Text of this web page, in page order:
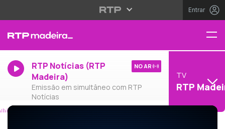
Entrar
RTP Notícias (RTP
Madeira)
Emissão em simultâneo com RTP
Notícias
NO AR
TV
RTP